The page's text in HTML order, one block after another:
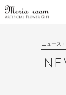
ニュース